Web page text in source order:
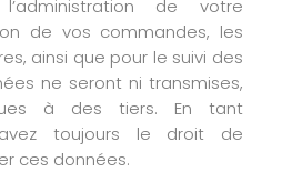
de votre
de vos commandes, les
ainsi que pour le suivi des
ne seront ni transmises,
à des tiers. En tant
toujours le droit de
ces données.